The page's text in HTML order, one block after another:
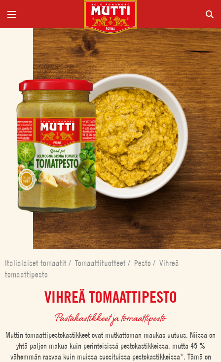
Italialaiset tomaatit / Tomaattituotteet / Pesto / Vihreä
tomaattipesto
VIHREÄ TOMAATTIPESTO
Pastakastikkeet ja tomaattipesto
Muttin tomaattipestokastikkeet ovat mutkattoman maukas uutuus. Niissä on
yhtä paljon makua kuin perinteisissä pestokastikkeissa, mutta 45 %
vähemmän rasvaa kuin muissa suosituissa pestokastikkeissa*. Tämä on